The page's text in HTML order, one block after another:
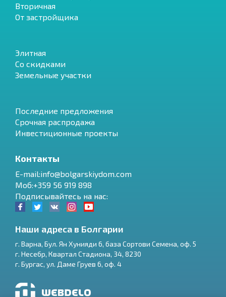
Вторичная
От застройщика
Элитная
Со скидками
Земельные участки
Последние предложения
Срочная распродажа
Инвестиционные проекты
Контакты
E-mail:info@bolgarskiydom.com
Моб:+359 56 919 898
Подписывайтесь на нас:
Наши адреса в Болгарии
г. Варна, Бул. Ян Хунияди 6, база Сортови Семена, оф. 5
г. Несебр, Квартал Стадиона, 34, 8230
г. Бургас, ул. Даме Груев 6, оф. 4